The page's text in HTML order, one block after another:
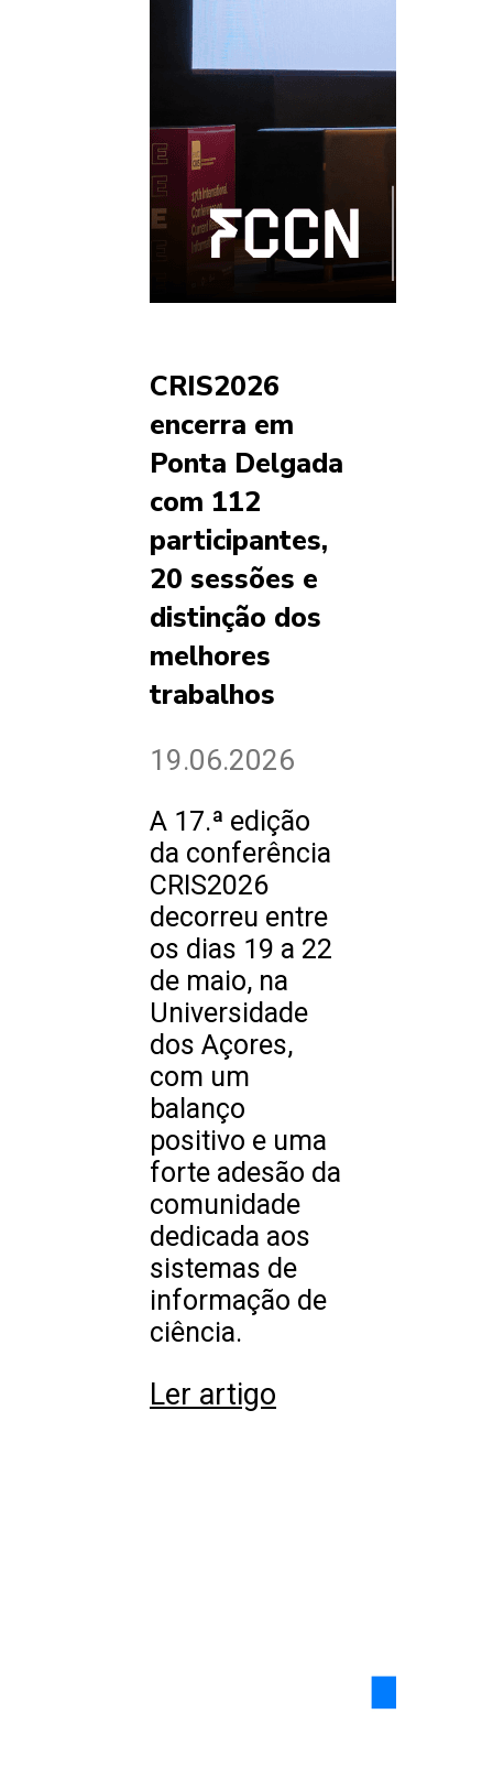
CRIS2026
encerra em
Ponta Delgada
com 112
participantes,
20 sessões e
distinção dos
melhores
trabalhos
19.06.2026
A 17.ª edição
da conferência
CRIS2026
decorreu entre
os dias 19 a 22
de maio, na
Universidade
dos Açores,
com um
balanço
positivo e uma
forte adesão da
comunidade
dedicada aos
sistemas de
informação de
ciência.
Ler artigo